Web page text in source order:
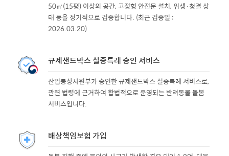
50㎡(15평) 이상의 공간, 고정형 안전문 설치, 위생·청결 상
태 등을 정기적으로 검증합니다. (최근 검증일 :
2026.03.20)
규제샌드박스 실증특례 승인 서비스
산업통상자원부가 승인한 규제샌드박스 실증특례 서비스로,
관련 법령에 근거하여 합법적으로 운영되는 반려동물 돌봄
서비스입니다.
배상책임보험 가입